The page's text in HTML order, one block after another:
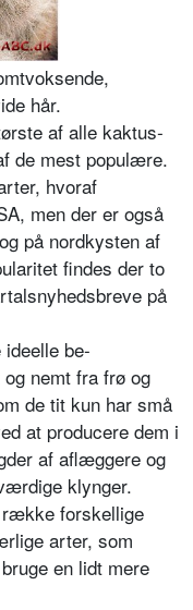
hår.
af alle kaktus­
de mest popu­lære.
hvoraf
men der er også
på nord­kysten af
findes der to
på
ideelle be­
nemt fra frø og
de tit kun har små
at producere dem i
af aflæggere og
klynger.
række forskelli­ge
arter, som
en lidt mere